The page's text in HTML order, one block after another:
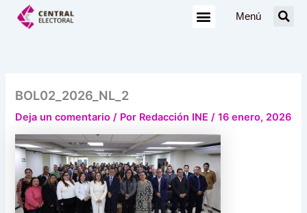
Menú
BOL02_2026_NL_2
Deja un comentario / Por Redacción INE/16 enero, 2026